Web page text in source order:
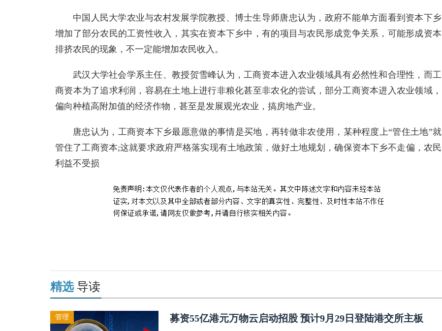
中国人民大学农业与农村发展学院教授、博士生导师唐忠认为，政府不能单方面看到资本下乡
增加了部分农民的工资性收入，其实在资本下乡中，有的项目与农民形成竞争关系，可能形成资本
排挤农民的现象，不一定能增加农民收入。
武汉大学社会学系主任、教授贺雪峰认为，工商资本进入农业领域具有必然性和合理性，而工
商资本为了追求利润，容易在土地上进行非粮化甚至非农化的尝试，部分工商资本进入农业领域，
偏向种植高附加值的经济作物，甚至是发展观光农业，搞房地产业。
唐忠认为，工商资本下乡最愿意做的事情是买地，再转做非农使用，某种程度上“管住土地”就
管住了工商资本;这就要求政府严格落实现有土地政策，做好土地规划，确保资本下乡不走偏，农民
利益不受损
精选导读
管理 募资55亿港元万物云启动招股 预计9月29日登陆港交所主板